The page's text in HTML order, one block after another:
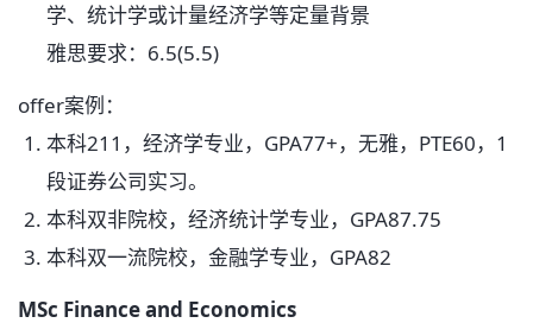
学、统计学或计量经济学等定量背景
雅思要求：6.5(5.5)
offer案例：
本科211，经济学专业，GPA77+，无雅，PTE60，1
段证券公司实习。
本科双非院校，经济统计学专业，GPA87.75
本科双一流院校，金融学专业，GPA82
MSc Finance and Economics